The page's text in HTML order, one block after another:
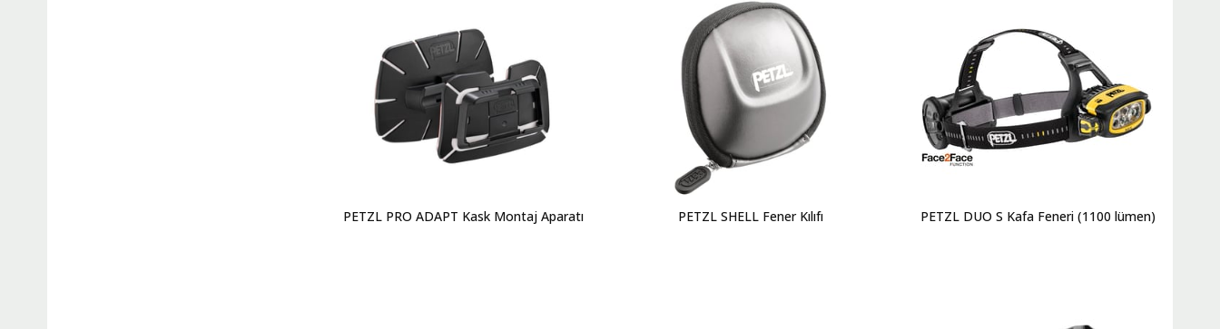
PETZL PRO ADAPT Kask Montaj Aparatı PETZL SHELL Fener Kılıfı PETZL DUO S Kafa Feneri (1100 lümen)